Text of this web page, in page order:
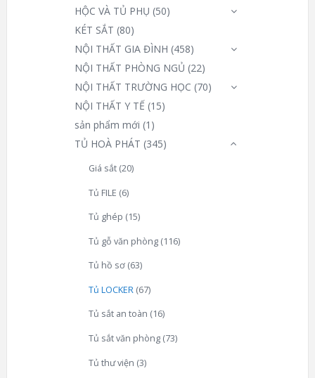
HỘC VÀ TỦ PHỤ (50)
KÉT SẮT (80)
NỘI THẤT GIA ĐÌNH (458)
NỘI THẤT PHÒNG NGỦ (22)
NỘI THẤT TRƯỜNG HỌC (70)
NỘI THẤT Y TẾ (15)
sản phẩm mới (1)
TỦ HOÀ PHÁT (345)
Giá sắt (20)
Tủ FILE (6)
Tủ ghép (15)
Tủ gỗ văn phòng (116)
Tủ hồ sơ (63)
Tủ LOCKER (67)
Tủ sắt an toàn (16)
Tủ sắt văn phòng (73)
Tủ thư viện (3)